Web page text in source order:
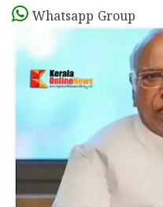
Whatsapp Group